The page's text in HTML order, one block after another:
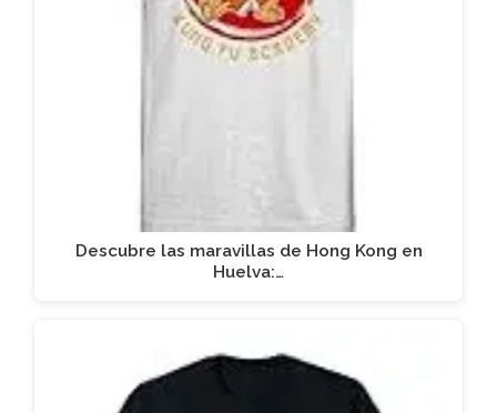
Descubre las maravillas de Hong Kong en
Huelva:…